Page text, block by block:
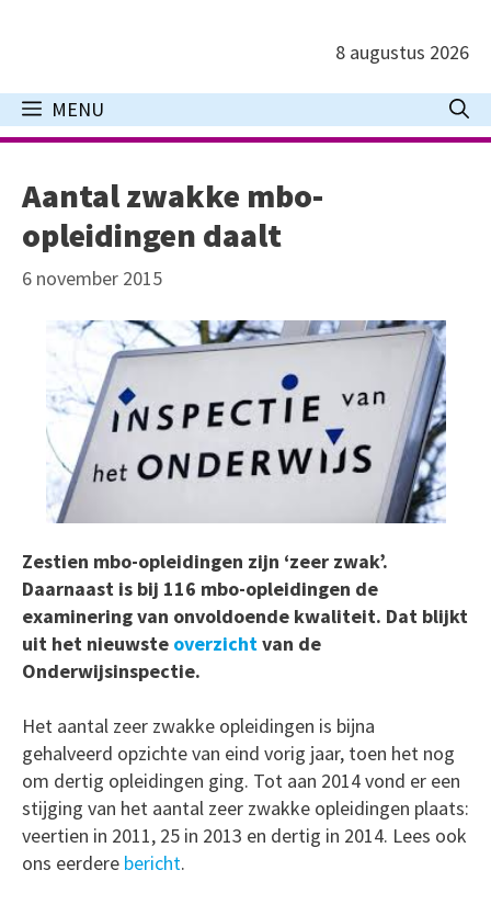
inhoud
8 augustus 2026
MENU
Aantal zwakke mbo-
opleidingen daalt
6 november 2015
Zestien mbo-opleidingen zijn ‘zeer zwak’.
Daarnaast is bij 116 mbo-opleidingen de
examinering van onvoldoende kwaliteit. Dat blijkt
uit het nieuwste overzichtvan de
Onderwijsinspectie.
Het aantal zeer zwakke opleidingen is bijna
gehalveerd opzichte van eind vorig jaar, toen het nog
om dertig opleidingen ging. Tot aan 2014 vond er een
stijging van het aantal zeer zwakke opleidingen plaats:
veertien in 2011, 25 in 2013 en dertig in 2014. Lees ook
ons eerdere bericht.